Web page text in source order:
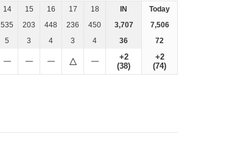
14 15 16 17 18 IN
Today
535 203 448 236 450 3,707
7,506
5 3 4 3 4 36 72
+2
(38)
+2
(74)